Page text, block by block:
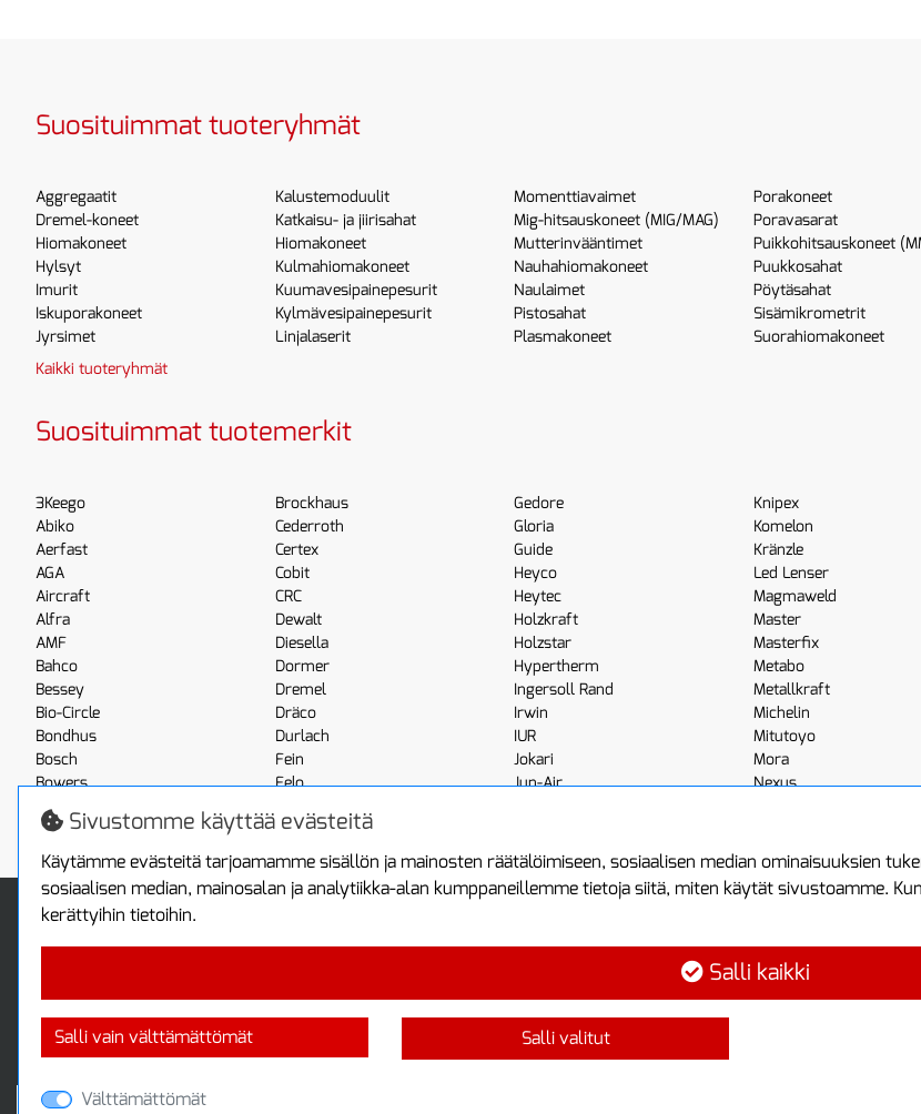
Suosituimmat tuoteryhmät
Aggregaatit
Dremel-koneet
Hiomakoneet
Hylsyt
Imurit
Iskuporakoneet
Jyrsimet
Kalustemoduulit
Katkaisu- ja jiirisahat
Hiomakoneet
Kulmahiomakoneet
Kuumavesipainepesurit
Kylmävesipainepesurit
Linjalaserit
Momenttiavaimet
Mig-hitsauskoneet (MIG/MAG)
Mutterinvääntimet
Nauhahiomakoneet
Naulaimet
Pistosahat
Plasmakoneet
Porakoneet
Poravasarat
Puikkohitsauskoneet
Puukkosahat
Pöytäsahat
Sisämikrometrit
Suorahiomakoneet
Kaikki tuoteryhmät
Suosituimmat tuotemerkit
3Keego
Abiko
Aerfast
AGA
Aircraft
Alfra
AMF
Bahco
Bessey
Bio-Circle
Bondhus
Bosch
Bowers
Boxo
Brennenstuhl
Brockhaus
Cederroth
Certex
Cobit
CRC
Dewalt
Diesella
Dormer
Dremel
Dräco
Durlach
Fein
Felo
Fluke
Gedore
Gloria
Guide
Heyco
Heytec
Holzkraft
Holzstar
Hypertherm
Ingersoll Rand
Irwin
IUR
Jokari
Jun-Air
Knipex
Komelon
Kränzle
Led Lenser
Magmaweld
Master
Masterfix
Metabo
Metallkraft
Michelin
Mitutoyo
Mora
Nexus
Info
Yhteystiedot
Takuutietoa
Toimitus ja maksaminen
Toimitustavat
Turvallista ostamista
Tax free / verovapaa myynti
Asiakastilini
Asiakastili
Luo tili
Sivustomme käyttää evästeitä
Käytämme evästeitä tarjoamamme sisällön ja mainosten räätälöimiseen, sosiaalisen median ominaisuuksien
sosiaalisen median, mainosalan ja analytiikka-alan kumppaneillemme tietoja siitä, miten käytät sivustoamme.
kerättyihin tietoihin.
Salli kaikki
Salli vain välttämättömät Salli valitut
Välttämättömät